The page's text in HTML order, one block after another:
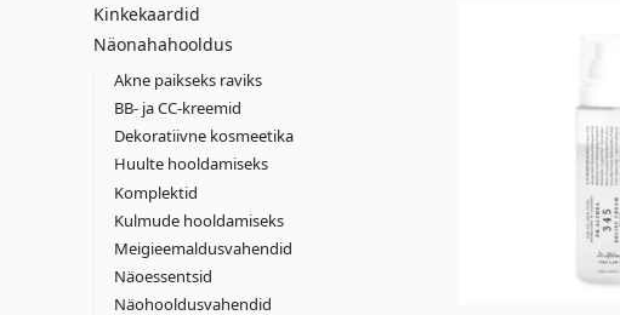
Kinkekaardid
Näonahahooldus
Akne paikseks raviks
BB- ja CC-kreemid
Dekoratiivne kosmeetika
Huulte hooldamiseks
Komplektid
Kulmude hooldamiseks
Meigieemaldusvahendid
Näoessentsid
Näohooldusvahendid